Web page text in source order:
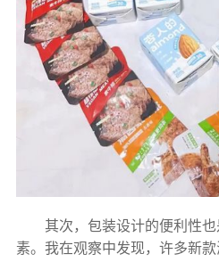
其次，包装设计的便利性
素。我在观察中发现，许多新